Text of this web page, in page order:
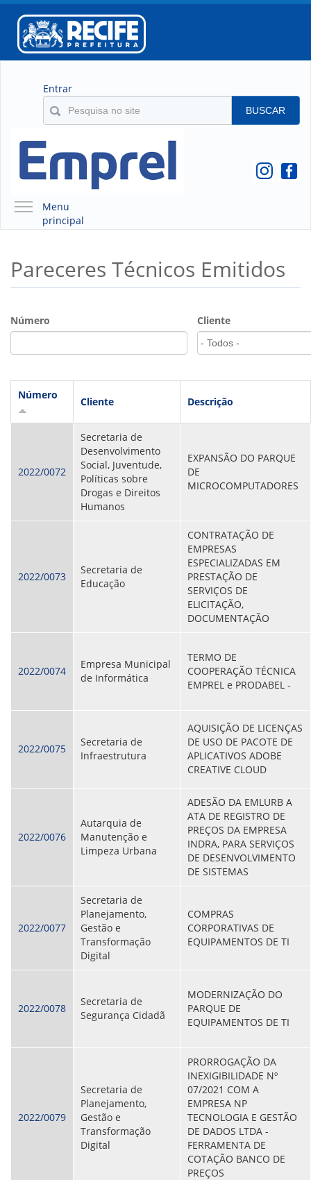
Entrar
BUSCAR
Menu
principal
QUEM SOMOS
O QUE É A EMPREL
ORGANOGRAMA
LOCALIZAÇÃO
GOVERNANÇA
NOTÍCIAS
COMISSÕES
LICITAÇÕES
ATAS DE REGISTRO DE PREÇOS
REGULAMENTO INTERNO DE LICITAÇÕES E
CONTRATO
COLABORADORES
PARTICIPAÇÃO NOS LUCROS E RESULTADOS
CONSULTA MEUS RECURSOS PLR
CONSULTA TODOS RECURSOS PLR
SERVIÇOS
PGDE - PROGRAMA DE GERENCIAMENTO DO
AFASTAMENTOS DOS FUNCIONÁRIOS
EVENTOS DA EMPREL
PPP - PERFIL PROFISSIOGRÁFICO
PROGRAMA QUALIDADE DE VIDA
PROGRAMA DE ESTAGIÁRIO
SAÚDE DO TRABALHADOR
PGDE 2022
PGDE 2023
PGDE 2024
GESTÃO DA INFORMAÇÃO
BOLETIM INFORMATIVO
BPM-DAF
ORIENTAÇÕES TÉCNICAS
SEGURANÇA DA INFORMAÇÃO
RISI - FAQ (PERGUNTAS FREQUENTES)
PARECERES TÉCNICOS
ORIENTAÇÕES
MODELO
DIVERSOS
ATAS DA CIPA
ATAS E RESOLUÇÕES DO CONSELHO FISCAL
ATAS DO CONSADE
CHAMAMENTOS PÚBLICOS
Pareceres Técnicos Emitidos
Número Cliente
Número
Cliente Descrição
2022/0072
Secretaria de
Desenvolvimento
Social, Juventude,
Políticas sobre
Drogas e Direitos
Humanos
EXPANSÃO DO PARQUE
DE
MICROCOMPUTADORES
2022/0073
Secretaria de
Educação
CONTRATAÇÃO DE
EMPRESAS
ESPECIALIZADAS EM
PRESTAÇÃO DE
SERVIÇOS DE
ELICITAÇÃO,
DOCUMENTAÇÃO
2022/0074
Empresa Municipal
de Informática
TERMO DE
COOPERAÇÃO TÉCNICA
EMPREL e PRODABEL -
2022/0075
Secretaria de
Infraestrutura
AQUISIÇÃO DE LICENÇAS
DE USO DE PACOTE DE
APLICATIVOS ADOBE
CREATIVE CLOUD
2022/0076
Autarquia de
Manutenção e
Limpeza Urbana
ADESÃO DA EMLURB A
ATA DE REGISTRO DE
PREÇOS DA EMPRESA
INDRA, PARA SERVIÇOS
DE DESENVOLVIMENTO
DE SISTEMAS
2022/0077
Secretaria de
Planejamento,
Gestão e
Transformação
Digital
COMPRAS
CORPORATIVAS DE
EQUIPAMENTOS DE TI
2022/0078
Secretaria de
Segurança Cidadã
MODERNIZAÇÃO DO
PARQUE DE
EQUIPAMENTOS DE TI
2022/0079
Secretaria de
Planejamento,
Gestão e
Transformação
Digital
PRORROGAÇÃO DA
INEXIGIBILIDADE Nº
07/2021 COM A
EMPRESA NP
TECNOLOGIA E GESTÃO
DE DADOS LTDA -
FERRAMENTA DE
COTAÇÃO BANCO DE
PREÇOS